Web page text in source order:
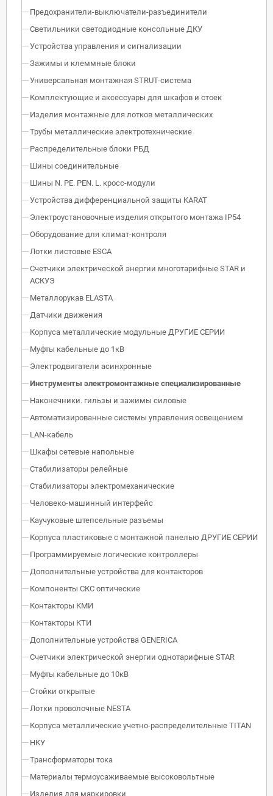
Предохранители-выключатели-разъединители
Светильники светодиодные консольные ДКУ
Устройства управления и сигнализации
Зажимы и клеммные блоки
Универсальная монтажная STRUT-система
Комплектующие и аксессуары для шкафов и стоек
Изделия монтажные для лотков металлических
Трубы металлические электротехнические
Распределительные блоки РБД
Шины соединительные
Шины N. PE. PEN. L. кросс-модули
Устройства дифференциальной защиты KARAT
Электроустановочные изделия открытого монтажа IP54
Оборудование для климат-контроля
Лотки листовые ESCA
Счетчики электрической энергии многотарифные STAR и
АСКУЭ
Металлорукав ELASTA
Датчики движения
Корпуса металлические модульные ДРУГИЕ СЕРИИ
Муфты кабельные до 1кВ
Электродвигатели асинхронные
Инструменты электромонтажные специализированные
Наконечники. гильзы и зажимы силовые
Автоматизированные системы управления освещением
LAN-кабель
Шкафы сетевые напольные
Стабилизаторы релейные
Стабилизаторы электромеханические
Человеко-машинный интерфейс
Каучуковые штепсельные разъемы
Корпуса пластиковые с монтажной панелью ДРУГИЕ СЕРИИ
Программируемые логические контроллеры
Дополнительные устройства для контакторов
Компоненты СКС оптические
Контакторы КМИ
Контакторы КТИ
Дополнительные устройства GENERICA
Счетчики электрической энергии однотарифные STAR
Муфты кабельные до 10кВ
Стойки открытые
Лотки проволочные NESTA
Корпуса металлические учетно-распределительные TITAN
НКУ
Трансформаторы тока
Материалы термоусаживаемые высоковольтные
Изделия для маркировки